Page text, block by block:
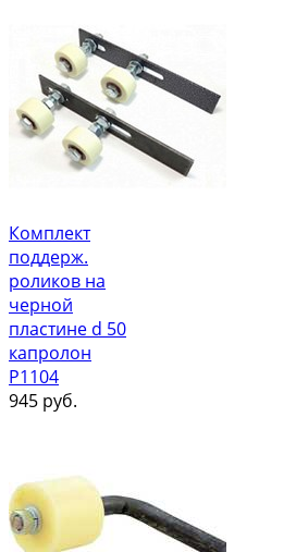
Комплект
поддерж.
роликов на
черной
пластине d 50
капролон
Р1104
945 руб.